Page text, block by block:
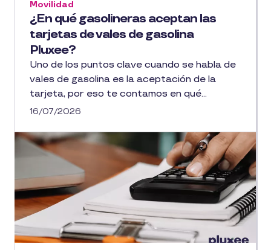
¿En qué gasolineras aceptan las
tarjetas de vales de gasolina
Pluxee?
Movilidad
Uno de los puntos clave cuando se habla de
vales de gasolina es la aceptación de la
tarjeta, por eso te contamos en qué...
16/07/2026